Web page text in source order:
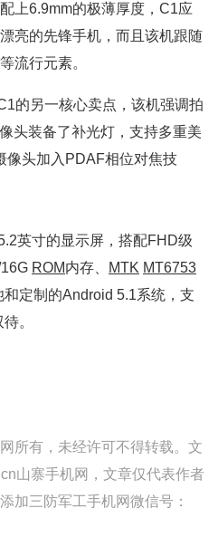
上6.9mm的极薄厚度，C1应
亮的先锋手机，而且该机跟随
流行元素。
的另一核心卖点，该机强调拍
头装备了补光灯，支持多重美
像头加入PDAF相位对焦技
英寸的显示屏，搭配FHD级
ROM内存、 MTK MT6753
定制的Android 5.1系统，支
。
所有，未经许可不得转载。文
山寨手机网，文章仅代表作者
加三防军工手机网微信号：